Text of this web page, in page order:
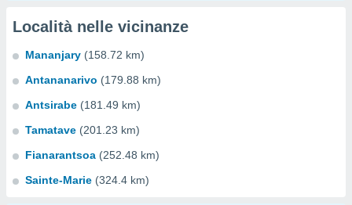
Località nelle vicinanze
Mananjary (158.72 km)
Antananarivo (179.88 km)
Antsirabe (181.49 km)
Tamatave (201.23 km)
Fianarantsoa (252.48 km)
Sainte-Marie (324.4 km)